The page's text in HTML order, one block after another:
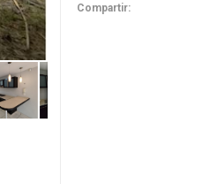
Compartir: